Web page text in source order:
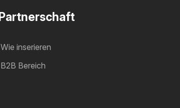
Partnerschaft
Wie inserieren
B2B Bereich